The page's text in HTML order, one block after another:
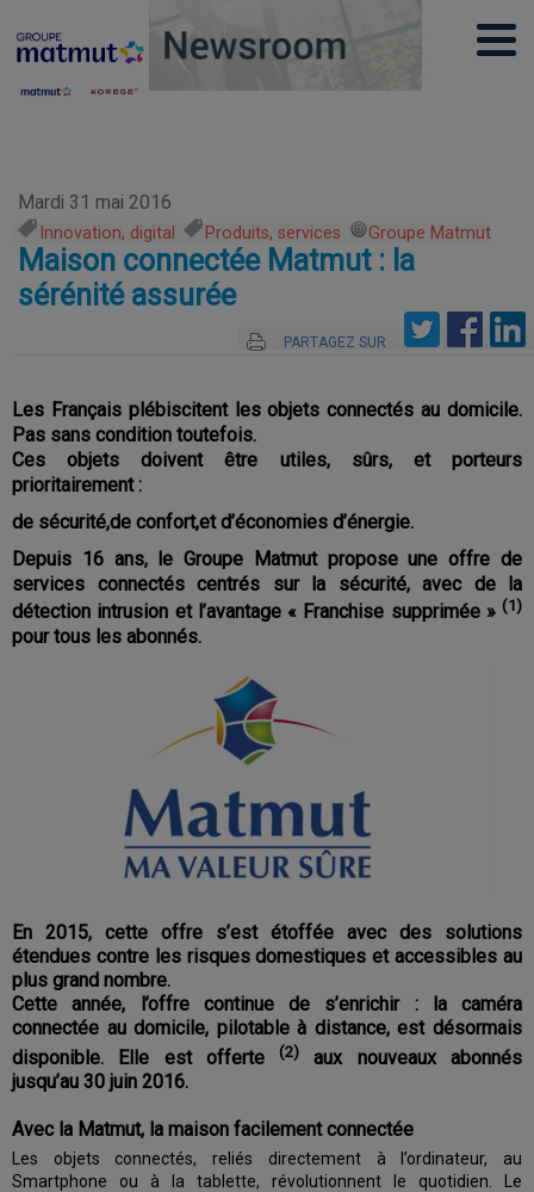
Mardi 31 mai 2016
Innovation, digital Produits, services Groupe Matmut
Maison connectée Matmut : la
sérénité assurée
PARTAGEZ SUR
Les Français plébiscitent les objets connectés au domicile.
Pas sans condition toutefois.
Ces objets doivent être utiles, sûrs, et porteurs
prioritairement :
de sécurité,de confort,et d’économies d’énergie.
Depuis 16 ans, le Groupe Matmut propose une offre de
services connectés centrés sur la sécurité, avec de la
détection intrusion et l’avantage « Franchise supprimée » (1)
pour tous les abonnés.
En 2015, cette offre s’est étoffée avec des solutions
étendues contre les risques domestiques et accessibles au
plus grand nombre.
Cette année, l’offre continue de s’enrichir : la caméra
connectée au domicile, pilotable à distance, est désormais
disponible. Elle est offerte
(2)
aux nouveaux abonnés
jusqu’au 30 juin 2016.
Avec la Matmut, la maison facilement connectée
Les objets connectés, reliés directement à l’ordinateur, au
Smartphone ou à la tablette, révolutionnent le quotidien. Le